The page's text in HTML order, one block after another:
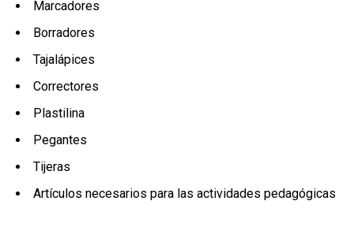
Marcadores
Borradores
Tajalápices
Correctores
Plastilina
Pegantes
Tijeras
Artículos necesarios para las actividades pedagógicas